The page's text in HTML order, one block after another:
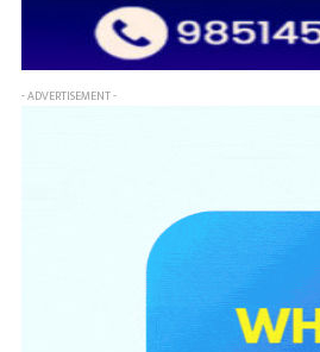
- ADVERTISEMENT -